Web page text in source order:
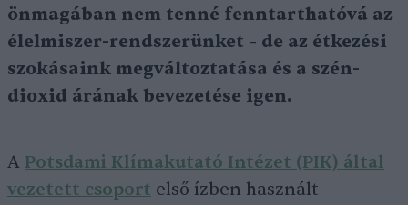
önmagában nem tenné fenntarthatóvá az
élelmiszer-rendszerünket – de az étkezési
szokásaink megváltoztatása és a szén-
dioxid árának bevezetése igen.
A Potsdami Klímakutató Intézet (PIK) által
vezetett csoport első ízben használt